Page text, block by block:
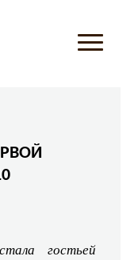
гостьей